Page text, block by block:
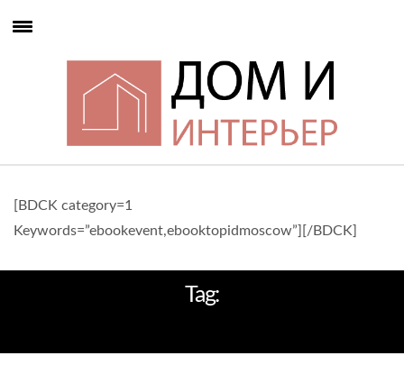
[BDCK category=1
Keywords=”ebookevent,ebooktopidmoscow”][/BDCK]
Tag: